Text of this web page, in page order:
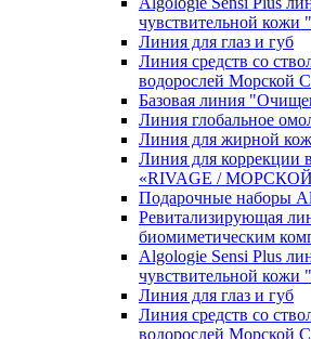
чувcтвительной
Линия для глаз и губ
Линия средств со
водорослей Морской
Базовая линия
Линия глобальное
Линия для жирной
Линия для коррекции
«RIVAGE /
Подарочные наборы
Ревитализирующая
биомиметическим
Algologie Sensi Plus
чувcтвительной
Линия для глаз и губ
Линия средств со
водорослей Морской